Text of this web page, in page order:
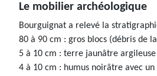
Le mobilier archéologique
Bourguignat a relevé la
80 à 90 cm : gros blocs (débris de
5 à 10 cm : terre jaunâtre argileuse
4 à 10 cm : humus noirâtre avec